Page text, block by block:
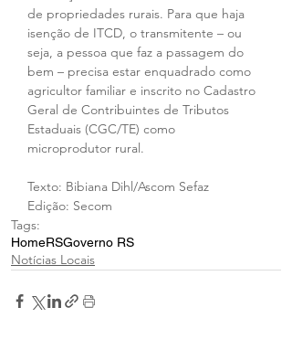
de propriedades rurais. Para que haja
isenção de ITCD, o transmitente – ou
seja, a pessoa que faz a passagem do
bem – precisa estar enquadrado como
agricultor familiar e inscrito no Cadastro
Geral de Contribuintes de Tributos
Estaduais (CGC/TE) como
microprodutor rural.
Texto: Bibiana Dihl/Ascom Sefaz
Edição: Secom
Tags:
HomeRSGoverno RS
Notícias Locais